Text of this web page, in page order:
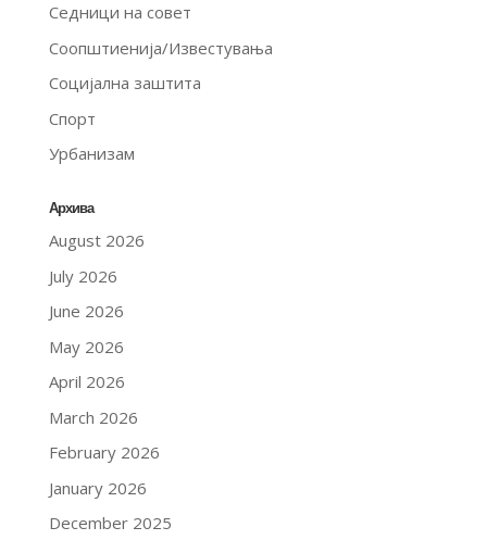
Седници на совет
Соопштиенија/Известувања
Социјална заштита
Спорт
Урбанизам
Архива
August 2026
July 2026
June 2026
May 2026
April 2026
March 2026
February 2026
January 2026
December 2025